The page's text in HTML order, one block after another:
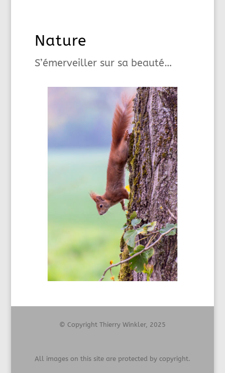
Nature
S’émerveiller sur sa beauté…
© Copyright Thierry Winkler, 2025
All images on this site are protected by copyright.